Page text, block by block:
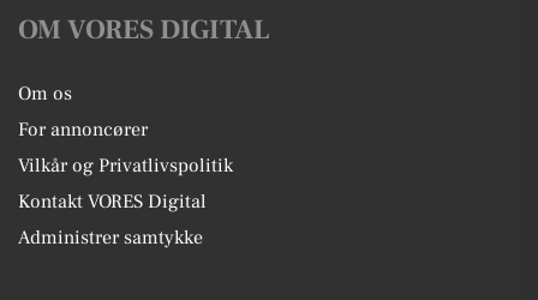
OM VORES DIGITAL
Om os
For annoncører
Vilkår og Privatlivspolitik
Kontakt VORES Digital
Administrer samtykke